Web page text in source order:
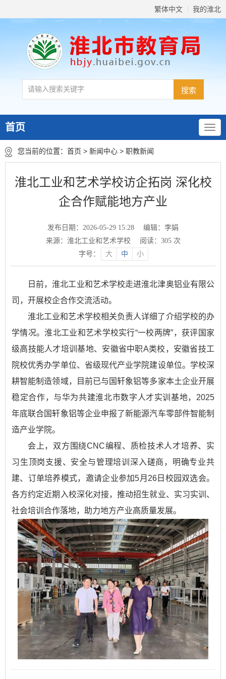
繁体中文 我的淮北
首页
您当前的位置： 首页 > 新闻中心 > 职教新闻
淮北工业和艺术学校访企拓岗 深化校
企合作赋能地方产业
发布日期：2026-05-29 15:28
编辑：李娟
来源：淮北工业和艺术学校
阅读： 305次
字号：
大 中 小
日前，淮北工业和艺术学校走进淮北津奥铝业有限公
司，开展校企合作交流活动。
淮北工业和艺术学校相关负责人详细了介绍学校的办
学情况。淮北工业和艺术学校实行“一校两牌”，获评国家
级高技能人才培训基地、安徽省中职A类校，安徽省技工
院校优秀办学单位、省级现代产业学院建设单位。学校深
耕智能制造领域，目前已与国轩象铝等多家本土企业开展
稳定合作，与华为共建淮北市数字人才实训基地，2025
年底联合国轩象铝等企业申报了新能源汽车零部件智能制
造产业学院。
会上，双方围绕CNC编程、质检技术人才培养、实
习生顶岗支援、安全与管理培训深入磋商，明确专业共
建、订单培养模式，邀请企业参加5月26日校园双选会。
各方约定近期入校深化对接，推动招生就业、实习实训、
社会培训合作落地，助力地方产业高质量发展。